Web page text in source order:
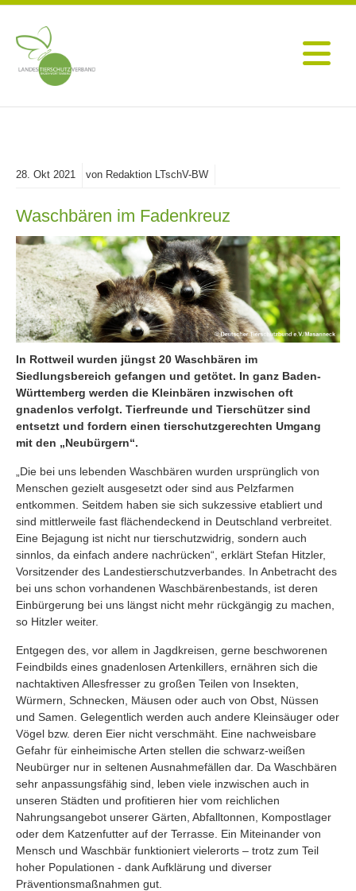
28. Okt 2021 von Redaktion LTschV-BW
Waschbären im Fadenkreuz
In Rottweil wurden jüngst 20 Waschbären im
Siedlungsbereich gefangen und getötet. In ganz Baden-
Württemberg werden die Kleinbären inzwischen oft
gnadenlos verfolgt. Tierfreunde und Tierschützer sind
entsetzt und fordern einen tierschutzgerechten Umgang
mit den „Neubürgern“.
„Die bei uns lebenden Waschbären wurden ursprünglich von
Menschen gezielt ausgesetzt oder sind aus Pelzfarmen
entkommen. Seitdem haben sie sich sukzessive etabliert und
sind mittlerweile fast flächendeckend in Deutschland verbreitet.
Eine Bejagung ist nicht nur tierschutzwidrig, sondern auch
sinnlos, da einfach andere nachrücken“, erklärt Stefan Hitzler,
Vorsitzender des Landestierschutzverbandes. In Anbetracht des
bei uns schon vorhandenen Waschbärenbestands, ist deren
Einbürgerung bei uns längst nicht mehr rückgängig zu machen,
so Hitzler weiter.
Entgegen des, vor allem in Jagdkreisen, gerne beschworenen
Feindbilds eines gnadenlosen Artenkillers, ernähren sich die
nachtaktiven Allesfresser zu großen Teilen von Insekten,
Würmern, Schnecken, Mäusen oder auch von Obst, Nüssen
und Samen. Gelegentlich werden auch andere Kleinsäuger oder
Vögel bzw. deren Eier nicht verschmäht. Eine nachweisbare
Gefahr für einheimische Arten stellen die schwarz-weißen
Neubürger nur in seltenen Ausnahmefällen dar. Da Waschbären
sehr anpassungsfähig sind, leben viele inzwischen auch in
unseren Städten und profitieren hier vom reichlichen
Nahrungsangebot unserer Gärten, Abfalltonnen, Kompostlager
oder dem Katzenfutter auf der Terrasse. Ein Miteinander von
Mensch und Waschbär funktioniert vielerorts – trotz zum Teil
hoher Populationen - dank Aufklärung und diverser
Präventionsmaßnahmen gut.